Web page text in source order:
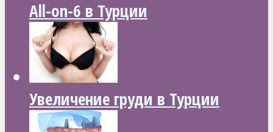
All-on-6 в Турции
Увеличение груди в Турции